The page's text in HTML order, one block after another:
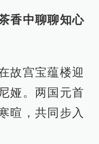
香中聊聊知心
故宫宝蕴楼迎
娅。两国元首
暄，共同步入